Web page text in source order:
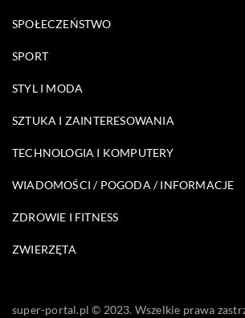
SPOŁECZEŃSTWO
SPORT
STYL I MODA
SZTUKA I ZAINTERESOWANIA
TECHNOLOGIA I KOMPUTERY
WIADOMOŚCI / POGODA / INFORMACJE
ZDROWIE I FITNESS
ZWIERZĘTA
super-portal.pl © 2023. Wszelkie prawa